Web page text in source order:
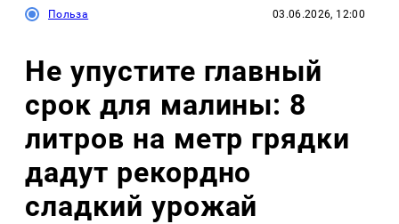
Польза 03.06.2026, 12:00
Не упустите главный
срок для малины: 8
литров на метр грядки
дадут рекордно
сладкий урожай